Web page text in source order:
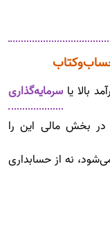
بالا یا سرمایه‌گذاری‌
های بزرگ ایجاد می‌شود. اما اصل ۸۰/۲۰ در بخش مالی این را
نه از حسابداری